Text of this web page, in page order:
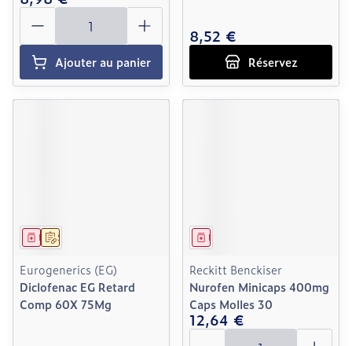
Quantité
Ajouter au panier
8,52 €
Réservez
Sur prescription
Médicament
Eurogenerics (EG)
Diclofenac EG Retard
Comp 60X 75Mg
Médicament
Reckitt Benckiser
Nurofen Minicaps 400mg
Caps Molles 30
12,64 €
Quantité